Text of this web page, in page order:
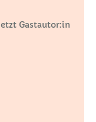
Gastautor:in